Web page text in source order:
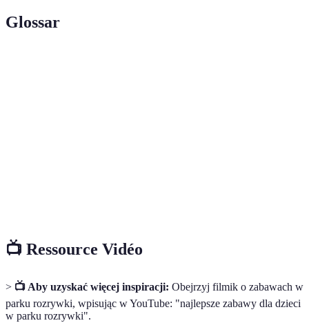
Glossar
📺 Ressource Vidéo
> 📺 Aby uzyskać więcej inspiracji: Obejrzyj filmik o zabawach w
parku rozrywki, wpisując w YouTube: "najlepsze zabawy dla dzieci
w parku rozrywki".